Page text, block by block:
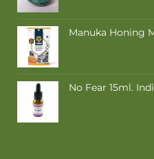
Manuka Honing
No Fear 15ml.